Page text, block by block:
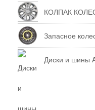
КОЛПАК
Запасное
Диски и шины